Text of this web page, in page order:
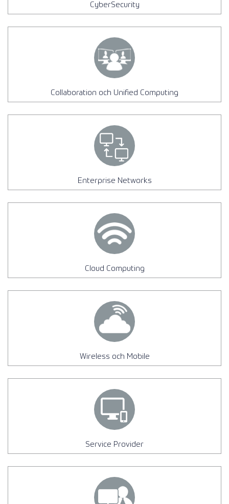
CyberSecurity
Collaboration och Unified Computing
Enterprise Networks
Cloud Computing
Wireless och Mobile
Service Provider